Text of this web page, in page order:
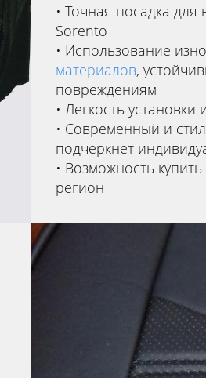
Точная посадка для
Sorento
Использование
материалов,
повреждениям
Легкость установки
Современный и
подчеркнет
Возможность
регион